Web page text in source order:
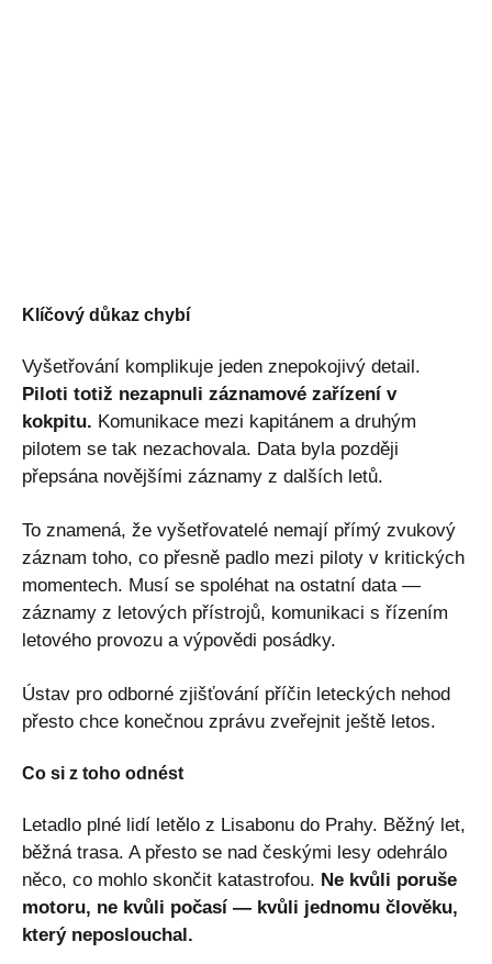
Klíčový důkaz chybí
Vyšetřování komplikuje jeden znepokojivý detail.
Piloti totiž nezapnuli záznamové zařízení v
kokpitu. Komunikace mezi kapitánem a druhým
pilotem se tak nezachovala. Data byla později
přepsána novějšími záznamy z dalších letů.
To znamená, že vyšetřovatelé nemají přímý zvukový
záznam toho, co přesně padlo mezi piloty v kritických
momentech. Musí se spoléhat na ostatní data —
záznamy z letových přístrojů, komunikaci s řízením
letového provozu a výpovědi posádky.
Ústav pro odborné zjišťování příčin leteckých nehod
přesto chce konečnou zprávu zveřejnit ještě letos.
Co si z toho odnést
Letadlo plné lidí letělo z Lisabonu do Prahy. Běžný let,
běžná trasa. A přesto se nad českými lesy odehrálo
něco, co mohlo skončit katastrofou. Ne kvůli poruše
motoru, ne kvůli počasí — kvůli jednomu člověku,
který neposlouchal.